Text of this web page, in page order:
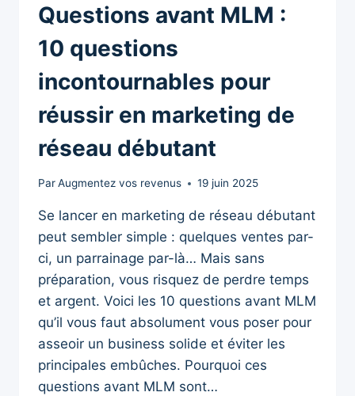
Questions avant MLM :
10 questions
incontournables pour
réussir en marketing de
réseau débutant
ParAugmentez vos revenus 19 juin 2025
Se lancer en marketing de réseau débutant
peut sembler simple : quelques ventes par-
ci, un parrainage par-là… Mais sans
préparation, vous risquez de perdre temps
et argent. Voici les 10 questions avant MLM
qu’il vous faut absolument vous poser pour
asseoir un business solide et éviter les
principales embûches. Pourquoi ces
questions avant MLM sont…